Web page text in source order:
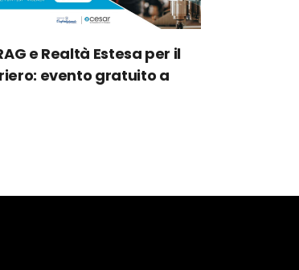
e Realtà Estesa per il
evento gratuito a